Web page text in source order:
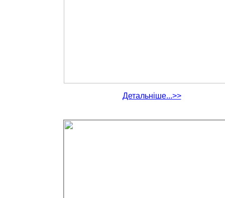
Детальніше...>>